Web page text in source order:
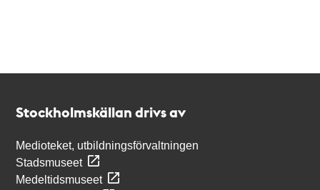
Stockholmskällan drivs av
Medioteket, utbildningsförvaltningen
Stadsmuseet
Medeltidsmuseet